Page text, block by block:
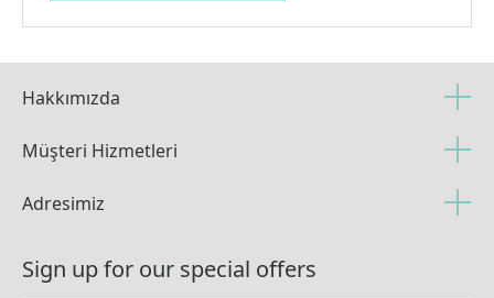
Hakkımızda
Müşteri Hizmetleri
Adresimiz
Sign up for our special offers